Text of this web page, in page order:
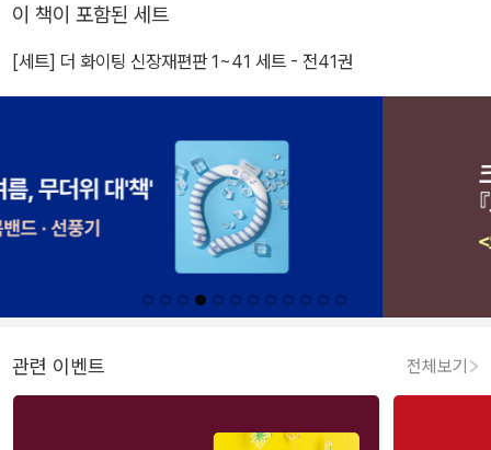
이 책이 포함된 세트
[세트] 더 화이팅 신장재편판 1~41 세트 - 전41권
관련 이벤트 전체보기